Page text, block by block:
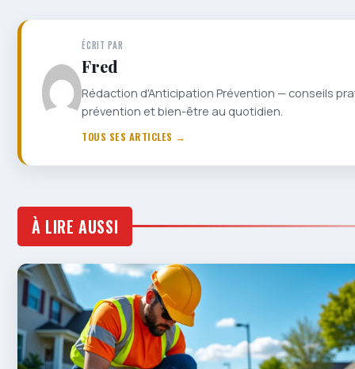
ÉCRIT PAR
Fred
Rédaction d'Anticipation Prévention — conseils
prévention et bien-être au quotidien.
TOUS SES ARTICLES →
À LIRE AUSSI